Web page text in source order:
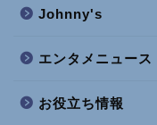
Johnny's
エンタメニュース
お役立ち情報